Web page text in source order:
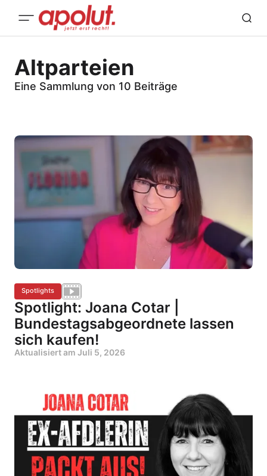
Altparteien
Eine Sammlung von 10 Beiträge
Spotlights
Spotlight: Joana Cotar |
Bundestagsabgeordnete lassen
sich kaufen!
Aktualisiert am Juli 5, 2026